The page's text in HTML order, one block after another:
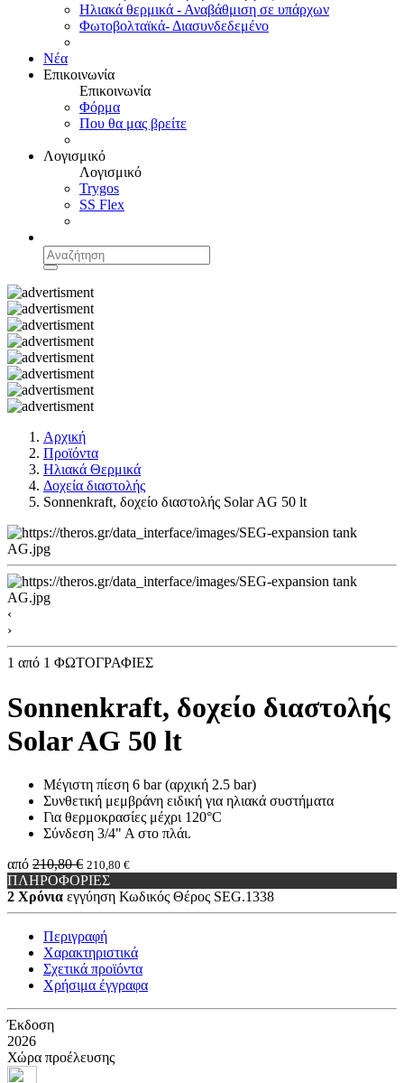
Ηλιακά θερμικά - Αναβάθμιση σε υπάρχων
Φωτοβολταϊκά- Διασυνδεδεμένο
Νέα
Επικοινωνία
Επικοινωνία
Φόρμα
Που θα μας βρείτε
Λογισμικό
Λογισμικό
Trygos
SS Flex
Αρχική
Προϊόντα
Ηλιακά Θερμικά
Δοχεία διαστολής
Sonnenkraft, δοχείο διαστολής Solar AG 50 lt
‹
›
1 από 1 ΦΩΤΟΓΡΑΦΙΕΣ
Sonnenkraft, δοχείο διαστολής
Solar AG 50 lt
Μέγιστη πίεση 6 bar (αρχική 2.5 bar)
Συνθετική μεμβράνη ειδική για ηλιακά συστήματα
Για θερμοκρασίες μέχρι 120°C
Σύνδεση 3/4" Α στο πλάι.
από 210,80 € 210,80 €
ΠΛΗΡΟΦΟΡΙΕΣ
2 Χρόνια εγγύηση Κωδικός Θέρος SEG.1338
Περιγραφή
Χαρακτηριστικά
Σχετικά προϊόντα
Χρήσιμα έγγραφα
Έκδοση
2026
Χώρα προέλευσης